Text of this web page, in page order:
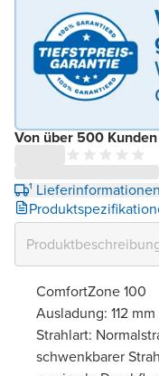
Von über 500
¹ Lieferinformationen
ComfortZone 100
Ausladung: 112 mm
Strahlart:
schwenkbarer